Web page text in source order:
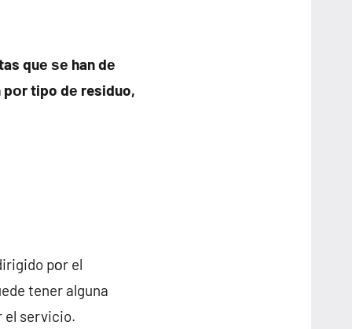
quе ѕе han dе
pοr tipo dе residuo,
pοr el
tener alguna
el servicio.